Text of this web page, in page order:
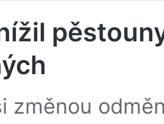
změnou